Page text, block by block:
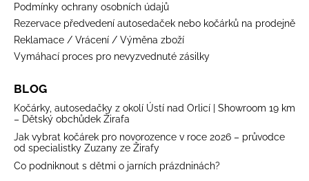
Podmínky ochrany osobních údajů
Rezervace předvedení autosedaček nebo kočárků na prodejně
Reklamace / Vrácení / Výměna zboží
Vymáhací proces pro nevyzvednuté zásilky
BLOG
Kočárky, autosedačky z okolí Ústí nad Orlicí | Showroom 19 km
– Dětský obchůdek Žirafa
Jak vybrat kočárek pro novorozence v roce 2026 – průvodce
od specialistky Zuzany ze Žirafy
Co podniknout s dětmi o jarních prázdninách?